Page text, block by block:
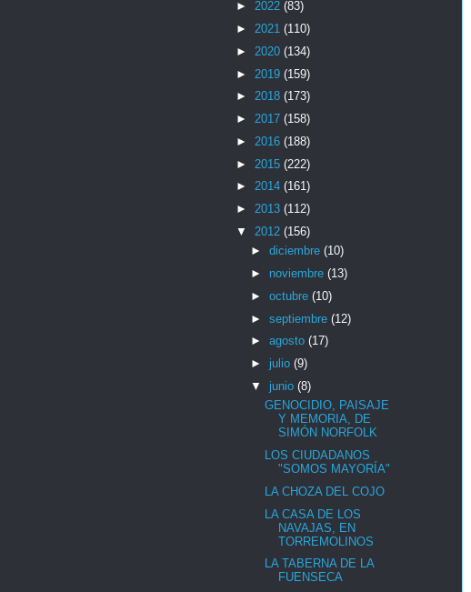
► 2022 (83)
► 2021 (110)
► 2020 (134)
► 2019 (159)
► 2018 (173)
► 2017 (158)
► 2016 (188)
► 2015 (222)
► 2014 (161)
► 2013 (112)
▼ 2012 (156)
► diciembre (10)
► noviembre (13)
► octubre (10)
► septiembre (12)
► agosto (17)
► julio (9)
▼ junio (8)
GENOCIDIO, PAISAJE
Y MEMORIA, DE
SIMÓN NORFOLK
LOS CIUDADANOS
"SOMOS MAYORÍA"
LA CHOZA DEL COJO
LA CASA DE LOS
NAVAJAS, EN
TORREMOLINOS
LA TABERNA DE LA
FUENSECA